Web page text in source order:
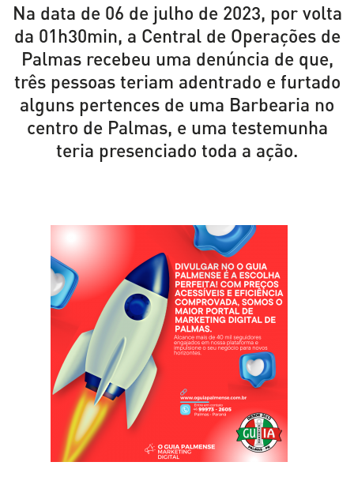
Na data de 06 de julho de 2023, por volta
da 01h30min, a Central de Operações de
Palmas recebeu uma denúncia de que,
três pessoas teriam adentrado e furtado
alguns pertences de uma Barbearia no
centro de Palmas, e uma testemunha
teria presenciado toda a ação.